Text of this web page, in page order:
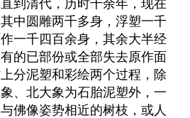
到清代，历时千余年，现在
中圆雕两千多身，浮塑一千
一千四百余身，其余大半经
的已部份或全部失去原作面
分泥塑和彩绘两个过程，除
、北大象为石胎泥塑外，一
佛像姿势相近的树枝，或人